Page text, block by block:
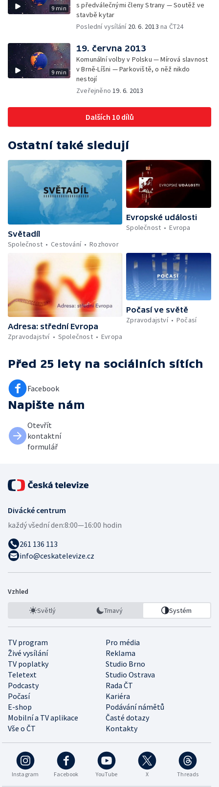
9 min
s předválečnými členy Strany — Soutěž ve
stavbě kytar
Poslední vysílání 20. 6. 2013 na ČT24
9 min
19. června 2013
Komunální volby v Polsku — Mírová slavnost
v Brně-Líšni — Parkoviště, o něž nikdo
nestojí
Zveřejněno19. 6. 2013
Dalších 10 dílů
Ostatní také sledují
Světadíl
Společnost
Cestování Rozhovor
Evropské události
Společnost
Evropa
Adresa: střední Evropa
Zpravodajství
Společnost Evropa
Počasí ve světě
Zpravodajství
Počasí
Před 25 lety na sociálních sítích
Facebook
Napište nám
Otevřít
kontaktní
formulář
Divácké centrum
každý všední den:8:00—16:00 hodin
261 136 113
info@ceskatelevize.cz
Vzhled
Světlý Tmavý Systém
TV program
Pro média
Živé vysílání
Reklama
TV poplatky
Studio Brno
Teletext
Studio Ostrava
Podcasty
Rada ČT
Počasí
Kariéra
E-shop
Podávání námětů
Mobilní a TV aplikace
Časté dotazy
Vše o ČT
Kontakty
Instagram Facebook YouTube X Threads